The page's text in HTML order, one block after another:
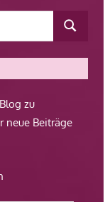
zu
neue Beiträge